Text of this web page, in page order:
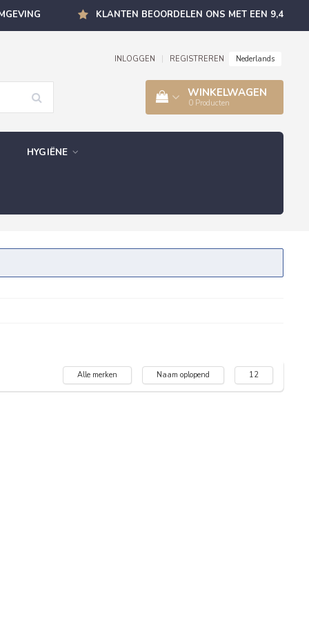
KLANTEN BEOORDELEN ONS MET EEN 9,4
INLOGGEN REGISTREREN Nederlands
WINKELWAGEN
0 Producten
HYGIËNE
Alle merken Naam oplopend 12